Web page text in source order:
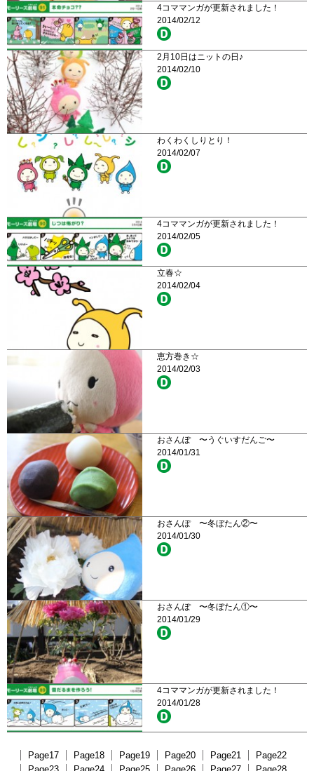
4コママンガが更新されました！
2014/02/12
2月10日はニットの日♪
2014/02/10
わくわくしりとり！
2014/02/07
4コママンガが更新されました！
2014/02/05
立春☆
2014/02/04
恵方巻き☆
2014/02/03
おさんぽ 〜うぐいすだんご〜
2014/01/31
おさんぽ 〜冬ぼたん②〜
2014/01/30
おさんぽ 〜冬ぼたん①〜
2014/01/29
4コママンガが更新されました！
2014/01/28
Page17 Page18 Page19 Page20 Page21
Page22